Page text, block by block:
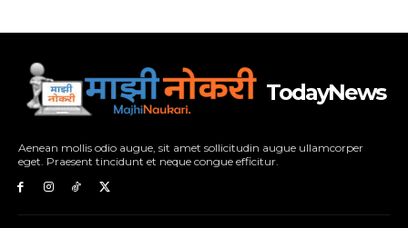
TodayNews
Aenean mollis odio augue, sit amet sollicitudin augue ullamcorper
eget. Praesent tincidunt et neque congue efficitur.